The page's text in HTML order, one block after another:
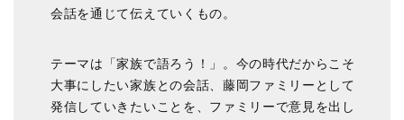
会話を通じて伝えていくもの。
テーマは「家族で語ろう！」。今の時代だからこそ
大事にしたい家族との会話、藤岡ファミリーとして
発信していきたいことを、ファミリーで意見を出し